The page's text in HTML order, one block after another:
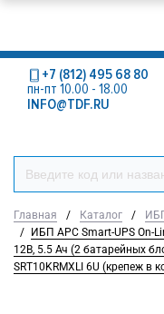
+7 (812) 495 68 80
пн-пт 10.00 - 18.00
INFO@TDF.RU
Главная / Каталог /
/
ИБП APC Smart-UPS On-
12В, 5.5 Ач (2 батарейных
SRT10KRMXLI 6U (крепеж в